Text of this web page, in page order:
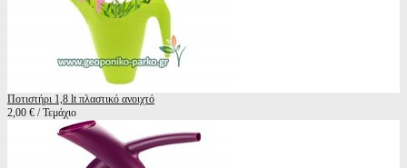
Ποτιστήρι 1,8 lt πλαστικό ανοιχτό
2,00 € / Τεμάχιο